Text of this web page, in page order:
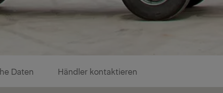
Daten Händler kontaktieren